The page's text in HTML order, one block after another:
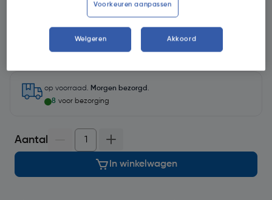
Selecteer winkel - Bekijk voorraadniveaus en haal binnen 10
minuten op
Selecteer vestiging
op voorraad. Morgen bezorgd .
8 voor bezorging
Aantal
In winkelwagen
Voorkeuren aanpassen
Weigeren Akkoord